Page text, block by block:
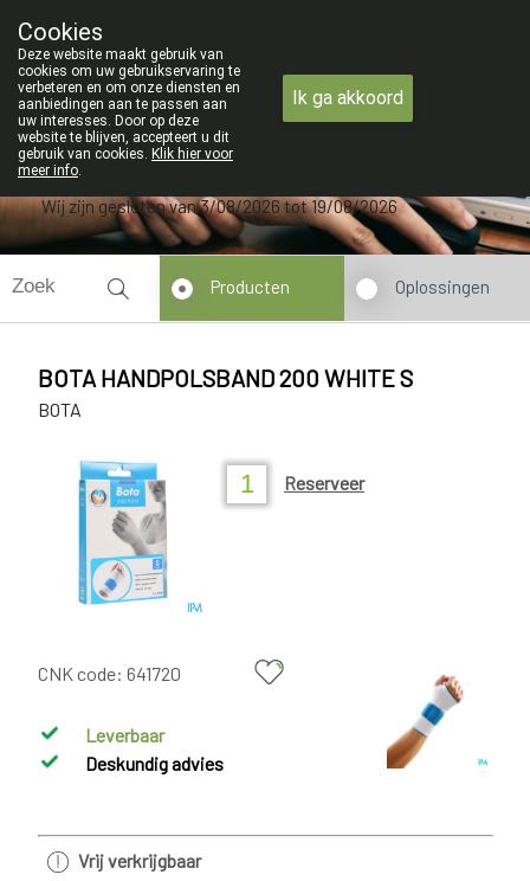
09 228 32 36
Wij zijn gesloten van 3/08/2026 tot 19/08/2026
Producten Oplossingen
BOTA HANDPOLSBAND 200 WHITE S
BOTA
Reserveer
CNK code: 641720
Leverbaar
Deskundig advies
Vrij verkrijgbaar
Cookies
Deze website maakt gebruik van
cookies om uw gebruikservaring te
verbeteren en om onze diensten en
aanbiedingen aan te passen aan
uw interesses. Door op deze
website te blijven, accepteert u dit
gebruik van cookies. Klik hier voor
meer info.
Ik ga akkoord